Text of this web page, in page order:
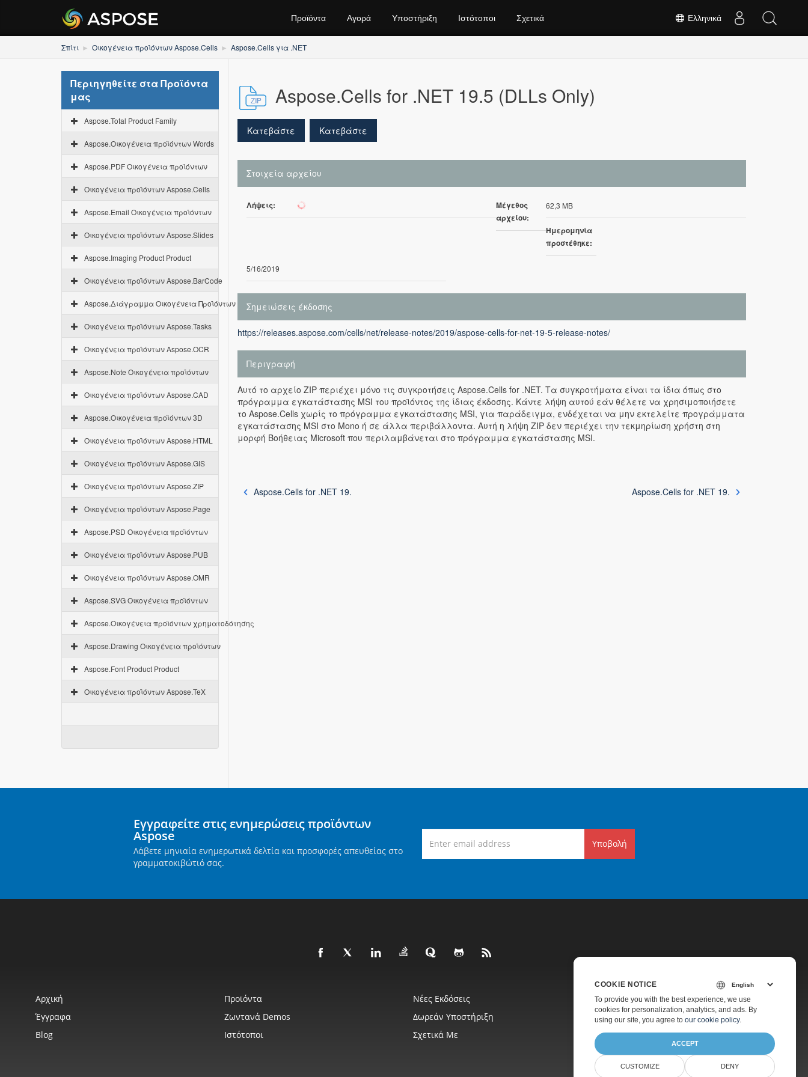
Ελληνικά
Προϊόντα Αγορά Υποστήριξη Ιστότοποι Σχετικά
Σπίτι Οικογένεια προϊόντων Aspose.Cells Aspose.Cells για .NET
Περιηγηθείτε στα Προϊόντα
μας
Aspose.Total Product Family
Aspose.Οικογένεια προϊόντων Words
Aspose.PDF Οικογένεια προϊόντων
Οικογένεια προϊόντων Aspose.Cells
Aspose.Email Οικογένεια προϊόντων
Οικογένεια προϊόντων Aspose.Slides
Aspose.Imaging Product Product
Οικογένεια προϊόντων Aspose.BarCode
Aspose.Διάγραμμα Οικογένεια Προϊόντων
Οικογένεια προϊόντων Aspose.Tasks
Οικογένεια προϊόντων Aspose.OCR
Aspose.Note Οικογένεια προϊόντων
Οικογένεια προϊόντων Aspose.CAD
Aspose.Οικογένεια προϊόντων 3D
Οικογένεια προϊόντων Aspose.HTML
Οικογένεια προϊόντων Aspose.GIS
Οικογένεια προϊόντων Aspose.ZIP
Οικογένεια προϊόντων Aspose.Page
Aspose.PSD Οικογένεια προϊόντων
Οικογένεια προϊόντων Aspose.PUB
Οικογένεια προϊόντων Aspose.OMR
Aspose.SVG Οικογένεια προϊόντων
Aspose.Οικογένεια προϊόντων χρηματοδότησης
Aspose.Drawing Οικογένεια προϊόντων
Aspose.Font Product Product
Οικογένεια προϊόντων Aspose.TeX
Aspose.Cells for .NET 19.5 (DLLs Only)
Κατεβάστε Κατεβάστε
Στοιχεία αρχείου
Λήψεις: 191
Μέγεθος
αρχείου:
62,3 MB
Ημερομηνία
προστέθηκε:
5/16/2019
Σημειώσεις έκδοσης
https://releases.aspose.com/cells/net/release-notes/2019/aspose-cells-for-net-19-5-release-notes/
Περιγραφή
Αυτό το αρχείο ZIP περιέχει μόνο τις συγκροτήσεις Aspose.Cells for .NET. Τα συγκροτήματα είναι τα ίδια όπως στο
πρόγραμμα εγκατάστασης MSI του προϊόντος της ίδιας έκδοσης. Κάντε λήψη αυτού εάν θέλετε να χρησιμοποιήσετε
το Aspose.Cells χωρίς το πρόγραμμα εγκατάστασης MSI, για παράδειγμα, ενδέχεται να μην εκτελείτε προγράμματα
εγκατάστασης MSI στο Mono ή σε άλλα περιβάλλοντα. Αυτή η λήψη ZIP δεν περιέχει την τεκμηρίωση χρήστη στη
μορφή Βοήθειας Microsoft που περιλαμβάνεται στο πρόγραμμα εγκατάστασης MSI.
Aspose.Cells for .NET 19. Aspose.Cells for .NET 19.
Εγγραφείτε στις ενημερώσεις προϊόντων
Aspose
Λάβετε μηνιαία ενημερωτικά δελτία και προσφορές απευθείας στο
γραμματοκιβώτιό σας.
Υποβολή
Αρχική Προϊόντα Νέες Εκδόσεις
Τιμολόγηση
Έγγραφα
Ζωντανά Demos Δωρεάν Υποστήριξη
Υποστήριξη Επί Πληρωμή
Blog
Ιστότοποι Σχετικά Με
COOKIE NOTICE
To provide you with the best experience, we use
cookies for personalization, analytics, and ads. By
using our site, you agree to our cookie policy.
ACCEPT
CUSTOMIZE DENY